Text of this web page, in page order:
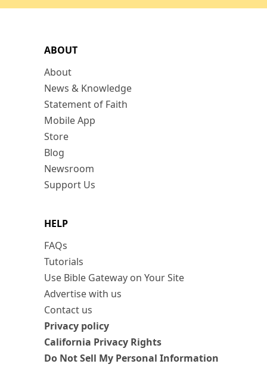
ABOUT
About
News & Knowledge
Statement of Faith
Mobile App
Store
Blog
Newsroom
Support Us
HELP
FAQs
Tutorials
Use Bible Gateway on Your Site
Advertise with us
Contact us
Privacy policy
California Privacy Rights
Do Not Sell My Personal Information